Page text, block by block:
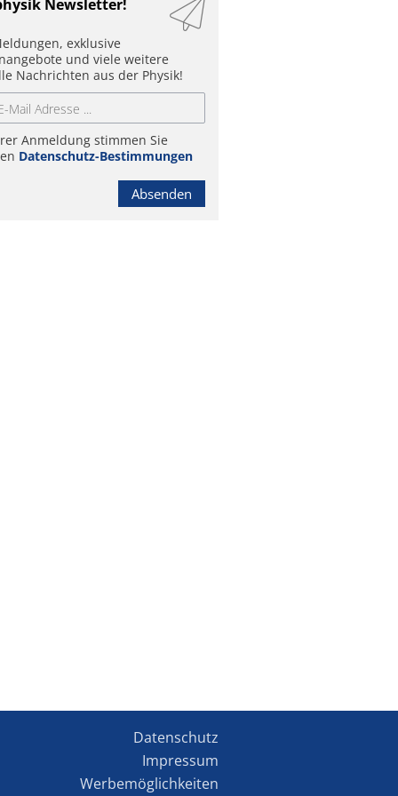
Newsletter!
exklusive
und viele weitere
Nachrichten aus der Physik!
Anmeldung stimmen Sie
Datenschutz-Bestimmungen
Absenden
Datenschutz
Impressum
Werbemöglichkeiten